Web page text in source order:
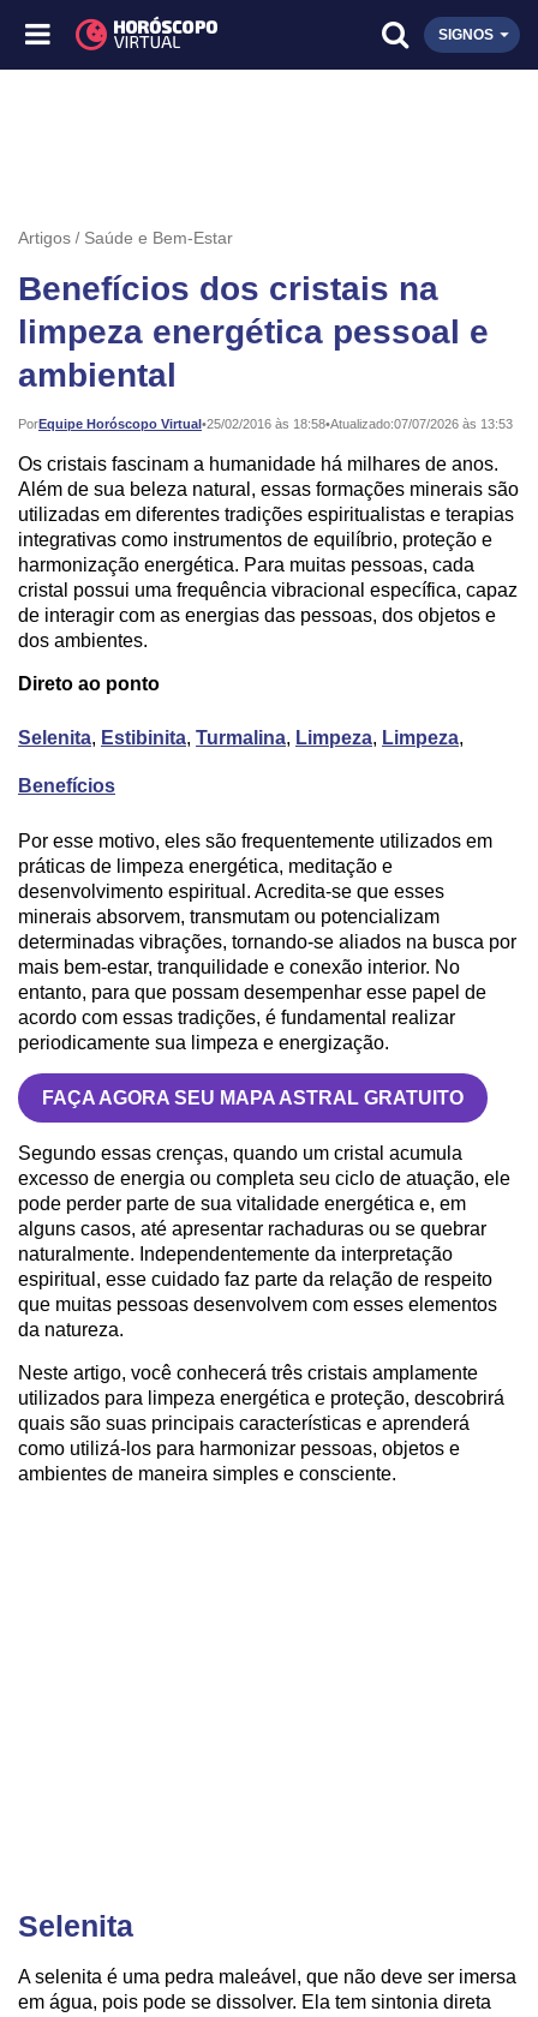
SIGNOS
Artigos Saúde e Bem-Estar
Benefícios dos cristais na
limpeza energética pessoal e
ambiental
PorEquipe Horóscopo Virtual•
Publicado: 25/02/2016 às 18:58•Atualizado:07/07/2026 às 13:53
Os cristais fascinam a humanidade há milhares de anos.
Além de sua beleza natural, essas formações minerais são
utilizadas em diferentes tradições espiritualistas e terapias
integrativas como instrumentos de equilíbrio, proteção e
harmonização energética. Para muitas pessoas, cada
cristal possui uma frequência vibracional específica, capaz
de interagir com as energias das pessoas, dos objetos e
dos ambientes.
Direto ao ponto
Selenita, Estibinita, Turmalina, Limpeza, Limpeza,
Benefícios
Por esse motivo, eles são frequentemente utilizados em
práticas de limpeza energética, meditação e
desenvolvimento espiritual. Acredita-se que esses
minerais absorvem, transmutam ou potencializam
determinadas vibrações, tornando-se aliados na busca por
mais bem-estar, tranquilidade e conexão interior. No
entanto, para que possam desempenhar esse papel de
acordo com essas tradições, é fundamental realizar
periodicamente sua limpeza e energização.
FAÇA AGORA SEU MAPA ASTRAL GRATUITO
Segundo essas crenças, quando um cristal acumula
excesso de energia ou completa seu ciclo de atuação, ele
pode perder parte de sua vitalidade energética e, em
alguns casos, até apresentar rachaduras ou se quebrar
naturalmente. Independentemente da interpretação
espiritual, esse cuidado faz parte da relação de respeito
que muitas pessoas desenvolvem com esses elementos
da natureza.
Neste artigo, você conhecerá três cristais amplamente
utilizados para limpeza energética e proteção, descobrirá
quais são suas principais características e aprenderá
como utilizá-los para harmonizar pessoas, objetos e
ambientes de maneira simples e consciente.
Selenita
A selenita é uma pedra maleável, que não deve ser imersa
em água, pois pode se dissolver. Ela tem sintonia direta